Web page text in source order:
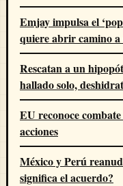
Emjay impulsa el
quiere abrir camino a
Rescatan a un
hallado solo,
EU reconoce
acciones
México y Perú
significa el acuerdo?